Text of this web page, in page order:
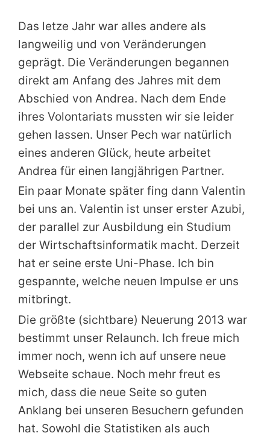
Das letze Jahr war alles andere als
langweilig und von Veränderungen
geprägt. Die Veränderungen begannen
direkt am Anfang des Jahres mit dem
Abschied von Andrea. Nach dem Ende
ihres Volontariats mussten wir sie leider
gehen lassen. Unser Pech war natürlich
eines anderen Glück, heute arbeitet
Andrea für einen langjährigen Partner.
Ein paar Monate später fing dann Valentin
bei uns an. Valentin ist unser erster Azubi,
der parallel zur Ausbildung ein Studium
der Wirtschaftsinformatik macht. Derzeit
hat er seine erste Uni-Phase. Ich bin
gespannte, welche neuen Impulse er uns
mitbringt.
Die größte (sichtbare) Neuerung 2013 war
bestimmt unser Relaunch. Ich freue mich
immer noch, wenn ich auf unsere neue
Webseite schaue. Noch mehr freut es
mich, dass die neue Seite so guten
Anklang bei unseren Besuchern gefunden
hat. Sowohl die Statistiken als auch